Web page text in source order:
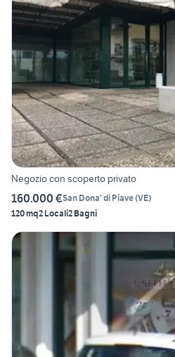
Negozio con scoperto privato
160.000 €San Dona' di Piave(VE)
120 mq2 Locali2 Bagni